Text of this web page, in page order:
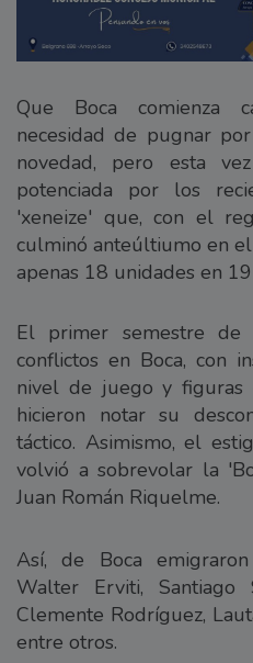
Que Boca comienza
necesidad de pugnar
novedad, pero esta
potenciada por los
'xeneize' que, con el
culminó anteúltiumo en
apenas 18 unidades en
El primer semestre
conflictos en Boca, con
nivel de juego y figuras
hicieron notar su
táctico. Asimismo, el
volvió a sobrevolar la
Juan Román Riquelme.
Así, de Boca
Walter Erviti, Santiago
Clemente Rodríguez,
entre otros.